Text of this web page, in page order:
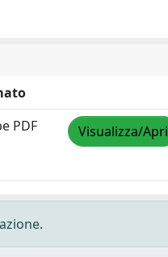
PDF Visualizza/Apri